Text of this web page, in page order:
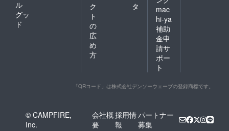
ル
グッ
ド
ク
ト
の
広
め
方
タ
mac
hi-ya
補助
金申
請サ
ポー
ト
「QRコード」は株式会社デンソーウェーブの登録商標です。
© CAMPFIRE,
Inc.
会社概
要
採用情
報
パートナー
募集